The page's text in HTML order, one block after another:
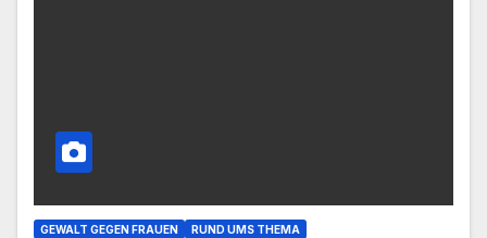
GEWALT GEGEN FRAUEN RUND UMS THEMA